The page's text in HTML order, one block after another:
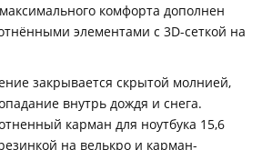
комфорта дополнен
элементами с 3D-сеткой на
закрывается скрытой молнией,
внутрь дождя и снега.
карман для ноутбука 15,6
на велькро и карман-